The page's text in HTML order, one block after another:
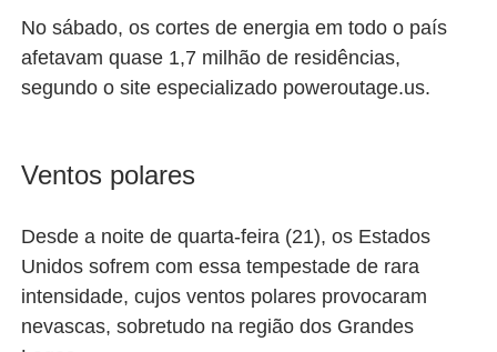
No sábado, os cortes de energia em todo o país
afetavam quase 1,7 milhão de residências,
segundo o site especializado poweroutage.us.
Ventos polares
Desde a noite de quarta-feira (21), os Estados
Unidos sofrem com essa tempestade de rara
intensidade, cujos ventos polares provocaram
nevascas, sobretudo na região dos Grandes